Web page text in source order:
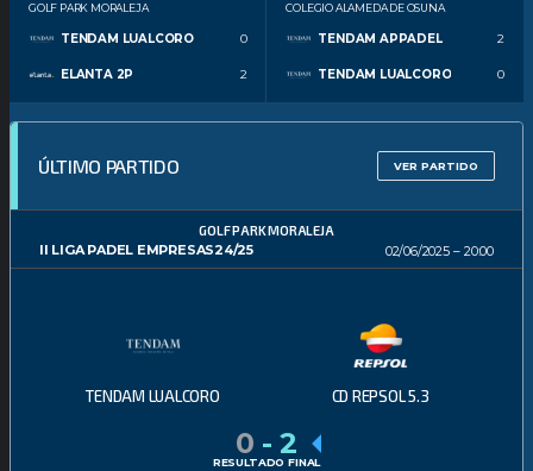
GOLF PARK MORALEJA
TENDAM LUALCORO 0
ELANTA 2P 2
COLEGIO ALAMEDA DE OSUNA
TENDAM APPADEL 2
TENDAM LUALCORO 0
ÚLTIMO PARTIDO VER PARTIDO
II LIGA PADEL EMPRESAS24/25
GOLF PARK MORALEJA
02/06/2025 20:00
TENDAM LUALCORO CD REPSOL 5.3
0 - 2
RESULTADO FINAL